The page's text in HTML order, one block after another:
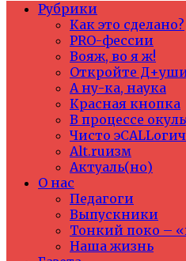
Рубрики
Как это сделано?
PRO-фессии
Вояж, во я ж!
Откройте
А ну-ка, наука
Красная кнопка
В процессе
Чисто
Alt.ruизм
Актуаль(но)
О нас
Педагоги
Выпускники
Тонкий поко –
Наша жизнь